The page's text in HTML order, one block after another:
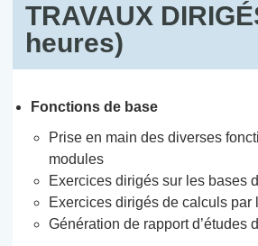
TRAVAUX
heures)
Fonctions de base
Prise en main des diverses
modules
Exercices dirigés sur les bases
Exercices dirigés de calculs par
Génération de rapport d’études